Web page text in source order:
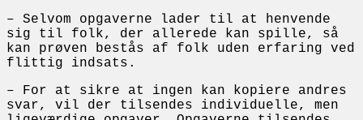
– Selvom opgaverne lader til at henvende
sig til folk, der allerede kan spille, så
kan prøven bestås af folk uden erfaring ved
flittig indsats.
– For at sikre at ingen kan kopiere andres
svar, vil der tilsendes individuelle, men